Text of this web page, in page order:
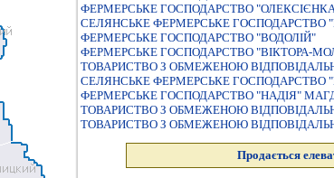
ФЕРМЕРСЬКЕ ГОСПОДАРСТВО
СЕЛЯНСЬКЕ ФЕРМЕРСЬКЕ ГОСПОДАРСТВО
ФЕРМЕРСЬКЕ ГОСПОДАРСТВО "ВОДОЛIЙ"
ФЕРМЕРСЬКЕ ГОСПОДАРСТВО "ВIКТОРА-
ТОВАРИСТВО З ОБМЕЖЕНОЮ
СЕЛЯНСЬКЕ ФЕРМЕРСЬКЕ
ФЕРМЕРСЬКЕ ГОСПОДАРСТВО "НАДІЯ"
ТОВАРИСТВО З ОБМЕЖЕНОЮ
ТОВАРИСТВО З ОБМЕЖЕНОЮ
Продається